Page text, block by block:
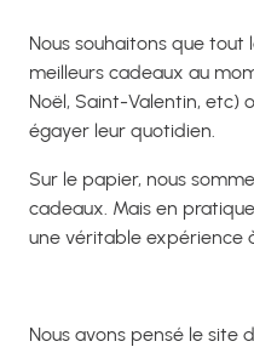
Nous souhaitons que
meilleurs cadeaux au
Noël, Saint-Valentin, etc)
égayer leur quotidien.
Sur le papier, nous
cadeaux. Mais en
une véritable expérience
Nous avons pensé le site